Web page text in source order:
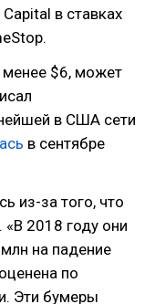
в ставках
менее $6, может
в США сети
в сентябре
из-за того, что
2018 году они
на падение
по
Эти бумеры